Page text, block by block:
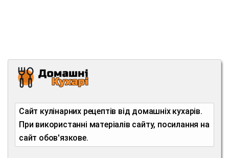
Сайт кулінарних рецептів від домашніх кухарів.
При використанні матеріалів сайту, посилання на
сайт обов'язкове.